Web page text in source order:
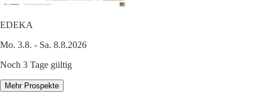
EDEKA
Mo. 3.8. - Sa. 8.8.2026
Noch 3 Tage gültig
Mehr Prospekte